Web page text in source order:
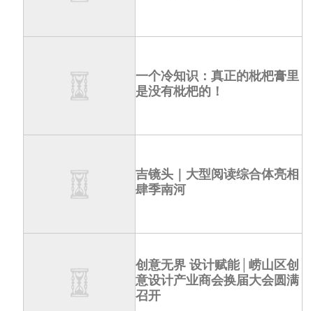
一个冷知识：真正的枇杷膏里
是没有枇杷的！
吉镜头｜大型阅读综合体亮相
肆季南河
创意无界 设计赋能│崂山区创
意设计产业商会换届大会圆满
召开